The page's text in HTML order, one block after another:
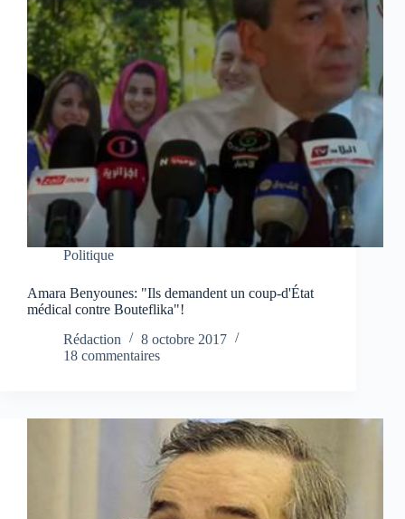
Politique
Amara Benyounes: "Ils demandent un coup-d'État
médical contre Bouteflika"!
Rédaction
8 octobre 2017
18 commentaires